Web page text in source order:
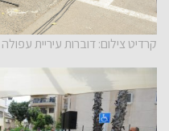
קרדיט צילום: דוברות עיריית עפולה